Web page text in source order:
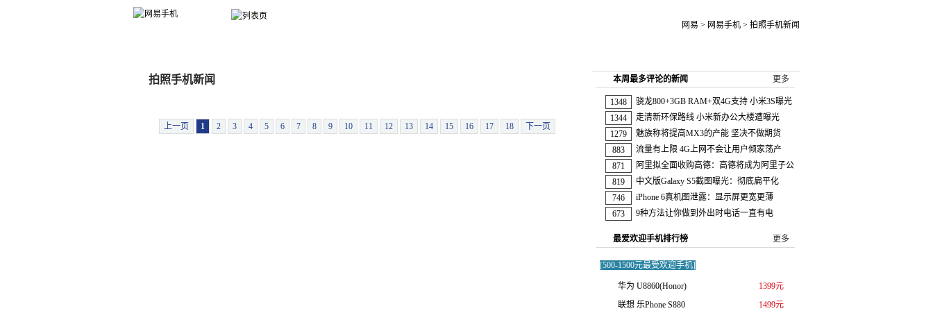
网易 > 网易手机 > 拍照手机新闻
拍照手机新闻
上一页 1 2 3 4 5 6 7 8 9 10 11 12 13 14 15 16 17 18 下一页
更多
本周最多评论的新闻
1348
骁龙800+3GB RAM+双4G支持 小米3S曝光
1344
走清新环保路线 小米新办公大楼遭曝光
1279
魅族称将提高MX3的产能 坚决不做期货
883
流量有上限 4G上网不会让用户倾家荡产
871
阿里拟全面收购高德：高德将成为阿里子公
司819
中文版Galaxy S5截图曝光：彻底扁平化
746
iPhone 6真机图泄露：显示屏更宽更薄
673
9种方法让你做到外出时电话一直有电
更多
最爱欢迎手机排行榜
[500-1500元最受欢迎手机]
1399元
华为 U8860(Honor)
1499元
联想 乐Phone S880